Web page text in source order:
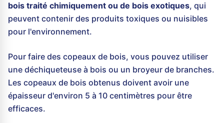
bois traité chimiquement ou de bois exotiques, qui
peuvent contenir des produits toxiques ou nuisibles
pour l'environnement.
Pour faire des copeaux de bois, vous pouvez utiliser
une déchiqueteuse à bois ou un broyeur de branches.
Les copeaux de bois obtenus doivent avoir une
épaisseur d'environ 5 à 10 centimètres pour être
efficaces.